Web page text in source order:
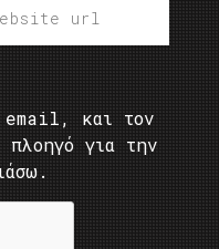
email, και τον
πλοηγό για την